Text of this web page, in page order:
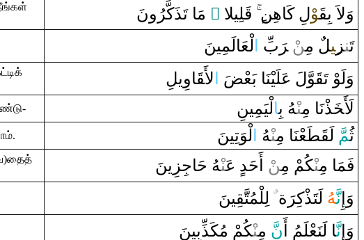
وَلاَ‌ بِ‍‍قَ‍‍وْلِ كَاهِن‌‌ قَ‍‍لِيلا ‌ ً ‌ مَا‌ تَذَكَّرُ‌ونَ
تَ‍‌‍ن‍‍ز‍ِ‍ي‍‍ل ‌ مِ‍‌‍ن ْ ‌‍رَ بِّ لْعَالَمِينَ
وَلَوْ‌ تَ‍‍قَ‍‍وَّلَ عَلَيْنَا‌ بَعْ‍‍ضَ لأَ‍قَ‍‍ا‌وِيلِ
لَأَ‍خَ‍‍ذْنَا‌ مِ‍‌‍نْ‍‍هُ بِ‍الْيَمِينِ
ثُ‍‍مّ َ لَ‍‍قَ‍‍طَ‍‍عْنَا‌ مِ‍‌‍نْ‍‍هُ لْوَتِينَ
فَمَا‌ مِ‍‌‍نْ‍‍كُمْ مِ‍‌‍ن ْ ‌أَحَدٍ‌ عَ‍‌‍نْ‍‍هُ حَاجِزِينَ
وَ‌إِنَّ‍‍هُ لَتَذْكِ‍رَ ةٌ ‌ لِلْمُتَّ‍‍قِ‍‍ينَ
وَ‌إِنَّ‍‍ا‌ لَنَعْلَمُ ‌أَ نّ َ مِ‍‌‍نْ‍‍كُمْ مُكَذِّبِينَ